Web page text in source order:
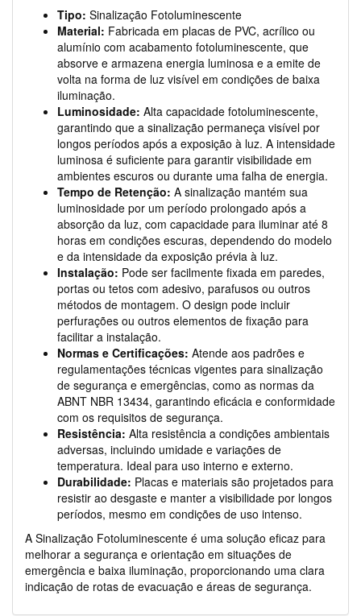
Tipo: Sinalização Fotoluminescente
Material: Fabricada em placas de PVC, acrílico ou
alumínio com acabamento fotoluminescente, que
absorve e armazena energia luminosa e a emite de
volta na forma de luz visível em condições de baixa
iluminação.
Luminosidade: Alta capacidade fotoluminescente,
garantindo que a sinalização permaneça visível por
longos períodos após a exposição à luz. A intensidade
luminosa é suficiente para garantir visibilidade em
ambientes escuros ou durante uma falha de energia.
Tempo de Retenção: A sinalização mantém sua
luminosidade por um período prolongado após a
absorção da luz, com capacidade para iluminar até 8
horas em condições escuras, dependendo do modelo
e da intensidade da exposição prévia à luz.
Instalação: Pode ser facilmente fixada em paredes,
portas ou tetos com adesivo, parafusos ou outros
métodos de montagem. O design pode incluir
perfurações ou outros elementos de fixação para
facilitar a instalação.
Normas e Certificações: Atende aos padrões e
regulamentações técnicas vigentes para sinalização
de segurança e emergências, como as normas da
ABNT NBR 13434, garantindo eficácia e conformidade
com os requisitos de segurança.
Resistência: Alta resistência a condições ambientais
adversas, incluindo umidade e variações de
temperatura. Ideal para uso interno e externo.
Durabilidade: Placas e materiais são projetados para
resistir ao desgaste e manter a visibilidade por longos
períodos, mesmo em condições de uso intenso.
A Sinalização Fotoluminescente é uma solução eficaz para
melhorar a segurança e orientação em situações de
emergência e baixa iluminação, proporcionando uma clara
indicação de rotas de evacuação e áreas de segurança.